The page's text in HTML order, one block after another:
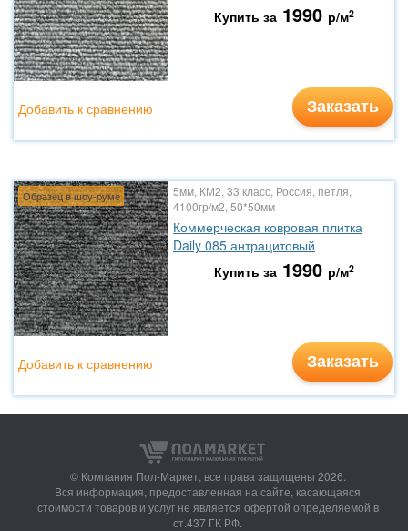
Купить за 1990 р/м2
Заказать
Добавить к сравнению
Образец в шоу-руме
5мм, КМ2, 33 класс, Россия, петля,
4100гр/м2, 50*50мм
Коммерческая ковровая плитка
Daily 085 антрацитовый
Купить за 1990 р/м2
Заказать
Добавить к сравнению
© Компания Пол-Маркет, все права защищены 2026.
Вся информация, предоставленная на сайте, касающаяся
стоимости товаров и услуг не является офертой определяемой в
ст.437 ГК РФ.